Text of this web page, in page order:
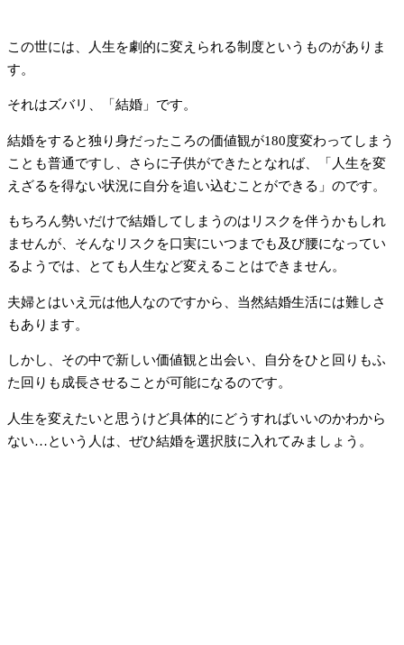
この世には、人生を劇的に変えられる制度というものがありま
す。
それはズバリ、「結婚」です。
結婚をすると独り身だったころの価値観が180度変わってしまう
ことも普通ですし、さらに子供ができたとなれば、「人生を変
えざるを得ない状況に自分を追い込むことができる」のです。
もちろん勢いだけで結婚してしまうのはリスクを伴うかもしれ
ませんが、そんなリスクを口実にいつまでも及び腰になってい
るようでは、とても人生など変えることはできません。
夫婦とはいえ元は他人なのですから、当然結婚生活には難しさ
もあります。
しかし、その中で新しい価値観と出会い、自分をひと回りもふ
た回りも成長させることが可能になるのです。
人生を変えたいと思うけど具体的にどうすればいいのかわから
ない…という人は、ぜひ結婚を選択肢に入れてみましょう。